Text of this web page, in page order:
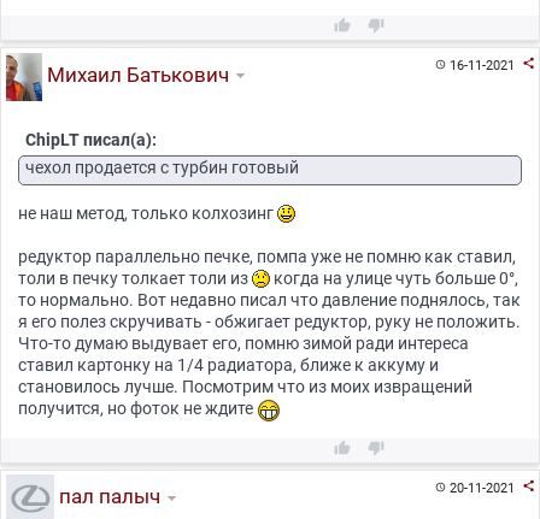
 
16-11-2021 
Михаил Батькович
ChipLT писал(а):
чехол продается с турбин готовый
не наш метод, только колхозинг
редуктор параллельно печке, помпа уже не помню как ставил,
толи в печку толкает толи из
когда на улице чуть больше 0°,
то нормально. Вот недавно писал что давление поднялось, так
я его полез скручивать - обжигает редуктор, руку не положить.
Что-то думаю выдувает его, помню зимой ради интереса
ставил картонку на 1/4 радиатора, ближе к аккуму и
становилось лучше. Посмотрим что из моих извращений
получится, но фоток не ждите
 
20-11-2021 
пал палыч